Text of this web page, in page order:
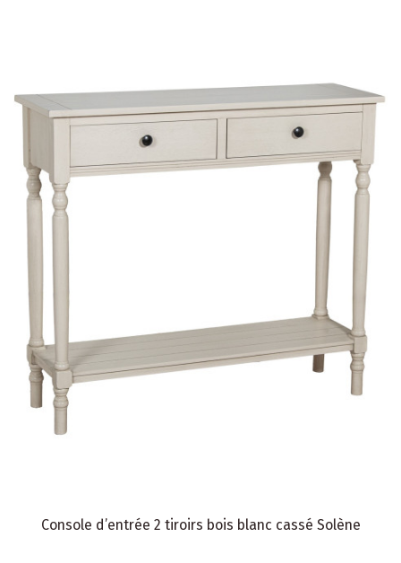
Console d’entrée 2 tiroirs bois blanc cassé Solène